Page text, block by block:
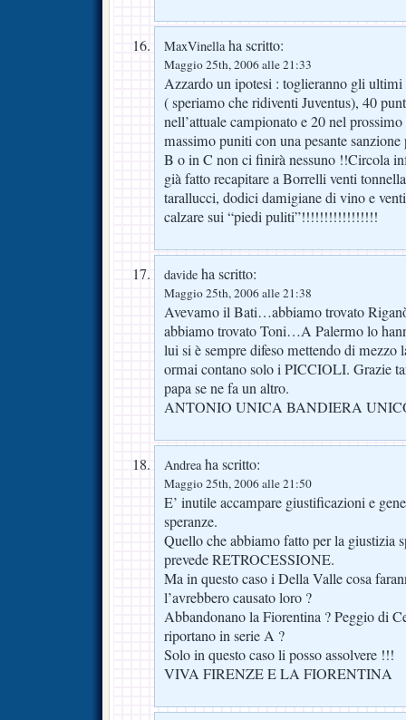
MaxVinellaha scritto:
Maggio 25th, 2006 alle 21:33
Azzardo un ipotesi : toglieranno gli ultimi
( speriamo che ridiventi Juventus), 40
nell’attuale campionato e 20 nel
massimo puniti con una pesante
B o in C non ci finirà nessuno !!Circola
già fatto recapitare a Borrelli venti
tarallucci, dodici damigiane di vino e
calzare sui “piedi puliti”!!!!!!!!!!!!!!!!!
davide ha scritto:
Maggio 25th, 2006 alle 21:38
Avevamo il Bati…abbiamo trovato
abbiamo trovato Toni…A Palermo lo
lui si è sempre difeso mettendo di mezzo
ormai contano solo i PICCIOLI. Grazie
papa se ne fa un altro.
ANTONIO UNICA BANDIERA
Andreaha scritto:
Maggio 25th, 2006 alle 21:50
E’ inutile accampare giustificazioni e
speranze.
Quello che abbiamo fatto per la giustizia
prevede RETROCESSIONE.
Ma in questo caso i Della Valle cosa
l’avrebbero causato loro ?
Abbandonano la Fiorentina ? Peggio di
riportano in serie A ?
Solo in questo caso li posso assolvere !!!
VIVA FIRENZE E LA FIORENTINA